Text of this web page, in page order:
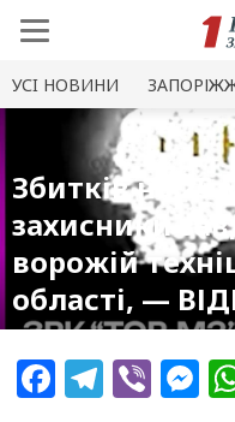
УСI НОВИНИ
Збитків на 25
захисники
ворожій
області, —
Facebook